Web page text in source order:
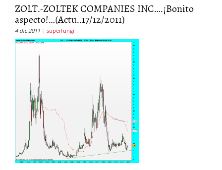
ZOLT.-ZOLTEK COMPANIES INC….¡Bonito
aspecto!…(Actu..17/12/2011)
4 dic 2011 superfungi